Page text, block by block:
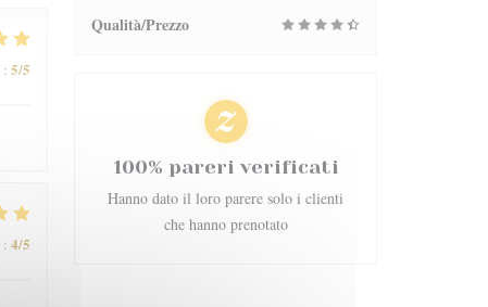
: 5/5
: 4/5
Qualità/Prezzo
100% pareri verificati
Hanno dato il loro parere solo i clienti
che hanno prenotato